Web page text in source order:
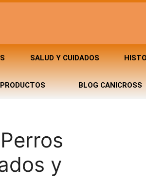
SALUD Y CUIDADOS
PRODUCTOS BLOG CANICROSS
y